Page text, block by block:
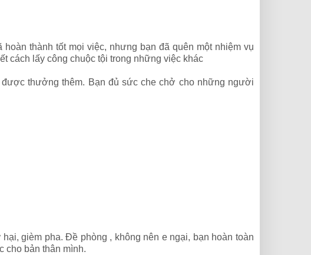
thành tốt mọi việc, nhưng bạn đã quên một nhiệm vụ
cách lấy công chuộc tội trong những việc khác
thưởng thêm. Bạn đủ sức che chở cho những người
gièm pha. Đề phòng , không nên e ngại, bạn hoàn toàn
cho bản thân mình.